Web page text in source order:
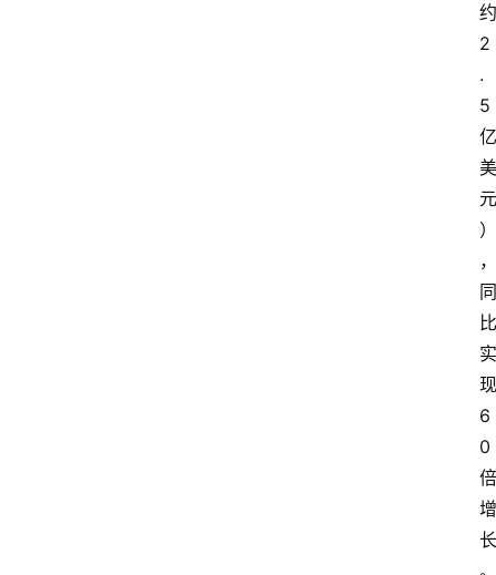
约
2
.
5
亿
美
元
）
，
同
比
实
现
6
0
倍
增
长
。